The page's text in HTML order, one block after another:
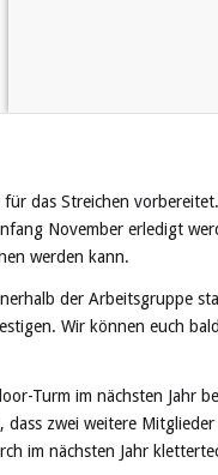
das Streichen
November erledigt
werden kann.
der Arbeitsgruppe
Wir können euch
Turm im nächsten Jahr
zwei weitere
im nächsten Jahr